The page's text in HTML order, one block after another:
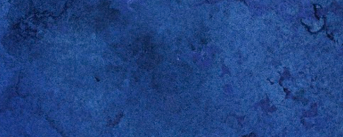
Gepostet vor12th October 2014vonGerold Penz
Labels:Holzarbeit